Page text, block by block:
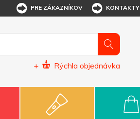
PRE ZÁKAZNÍKOV KONTAKTY
+ Rýchla objednávka